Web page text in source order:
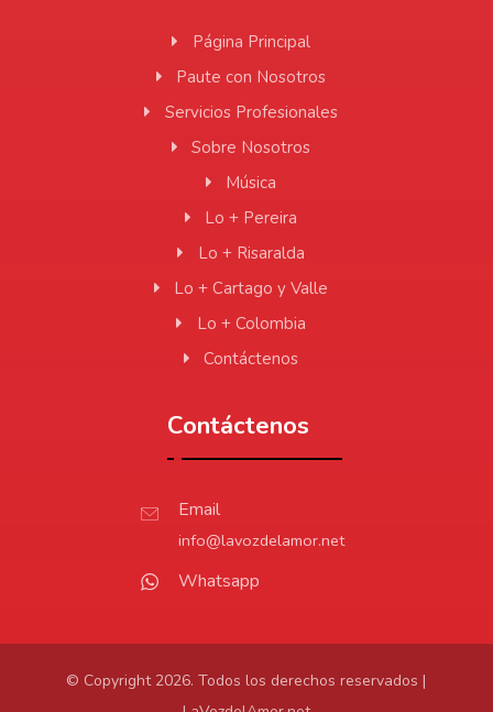
Página Principal
Paute con Nosotros
Servicios Profesionales
Sobre Nosotros
Música
Lo + Pereira
Lo + Risaralda
Lo + Cartago y Valle
Lo + Colombia
Contáctenos
Contáctenos
Email
info@lavozdelamor.net
Whatsapp
© Copyright 2026. Todos los derechos reservados |